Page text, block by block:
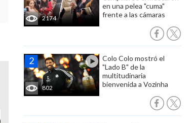
2174
en una pelea "cuma"
frente a las cámaras
802
Colo Colo mostró el
"Lado B" de la
multitudinaria
bienvenida a Vozinha